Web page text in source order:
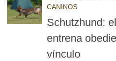
CANINOS
Schutzhund:
entrena
vínculo